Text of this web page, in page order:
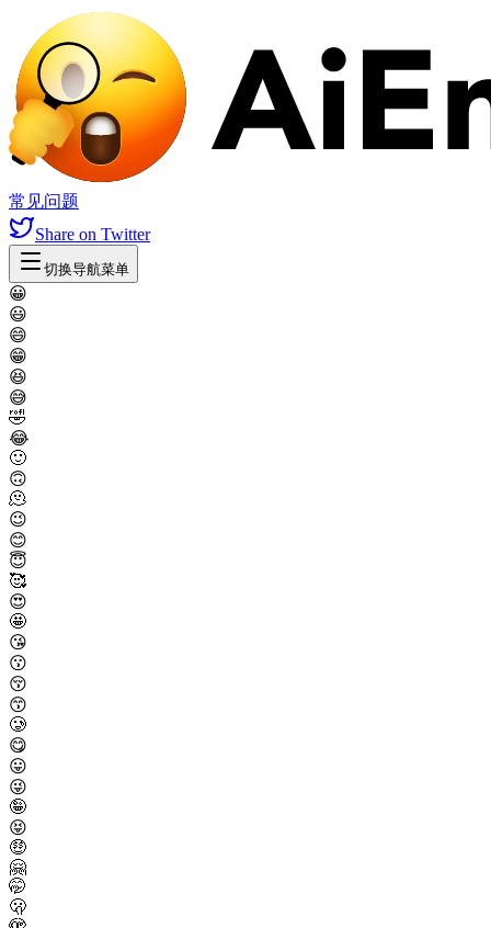
常见问题
Share on Twitter
切换导航菜单
😀
😃
😄
😁
😆
😅
🤣
😂
🙂
🙃
🫠
😉
😊
😇
🥰
😍
🤩
😘
😗
😚
😙
🥲
😋
😛
😜
🤪
😝
🤑
🤗
🤭
🫢